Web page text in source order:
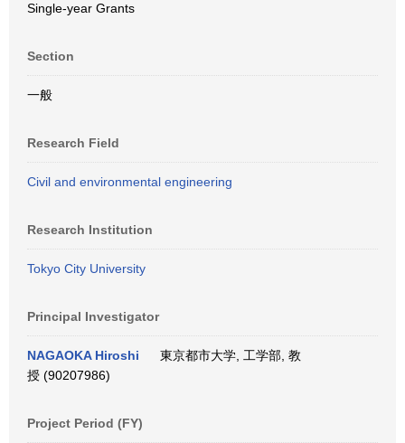
Single-year Grants
Section
一般
Research Field
Civil and environmental engineering
Research Institution
Tokyo City University
Principal Investigator
NAGAOKA Hiroshi
東京都市大学, 工学部, 教
授 (90207986)
Project Period (FY)